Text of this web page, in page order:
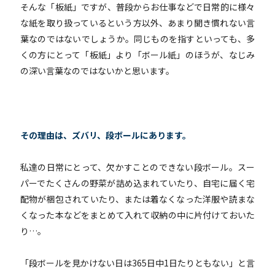
そんな「板紙」ですが、普段からお仕事などで日常的に様々
な紙を取り扱っているという方以外、あまり聞き慣れない言
葉なのではないでしょうか。同じものを指すといっても、多
くの方にとって「板紙」より「ボール紙」のほうが、なじみ
の深い言葉なのではないかと思います。
その理由は、ズバリ、段ボールにあります。
私達の日常にとって、欠かすことのできない段ボール。スー
パーでたくさんの野菜が詰め込まれていたり、自宅に届く宅
配物が梱包されていたり、または着なくなった洋服や読まな
くなった本などをまとめて入れて収納の中に片付けておいた
り…。
「段ボールを見かけない日は365日中1日たりともない」 と言